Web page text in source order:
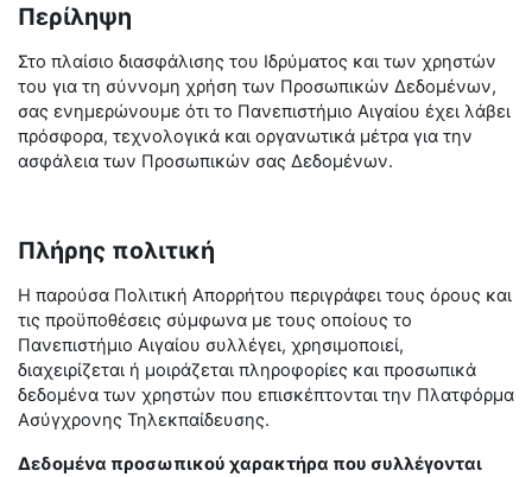
Περίληψη
Στο πλαίσιο διασφάλισης του Ιδρύματος και των χρηστών
του για τη σύννομη χρήση των Προσωπικών Δεδομένων,
σας ενημερώνουμε ότι το Πανεπιστήμιο Αιγαίου έχει λάβει
πρόσφορα, τεχνολογικά και οργανωτικά μέτρα για την
ασφάλεια των Προσωπικών σας Δεδομένων.
Πλήρης πολιτική
Η παρούσα Πολιτική Απορρήτου περιγράφει τους όρους και
τις προϋποθέσεις σύμφωνα με τους οποίους το
Πανεπιστήμιο Αιγαίου συλλέγει, χρησιμοποιεί,
διαχειρίζεται ή μοιράζεται πληροφορίες και προσωπικά
δεδομένα των χρηστών που επισκέπτονται την Πλατφόρμα
Ασύγχρονης Τηλεκπαίδευσης.
Δεδομένα προσωπικού χαρακτήρα που συλλέγονται